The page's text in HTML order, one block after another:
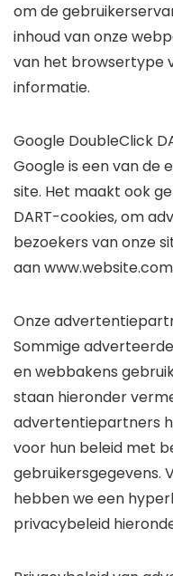
om de
inhoud van onze
van het browsertype
informatie.
Google DoubleClick
Google is een van de
site. Het maakt ook
DART-cookies, om
bezoekers van onze
aan
Onze
Sommige
en webbakens
staan hieronder
advertentiepartners
voor hun beleid met
gebruikersgegevens.
hebben we een
privacybeleid